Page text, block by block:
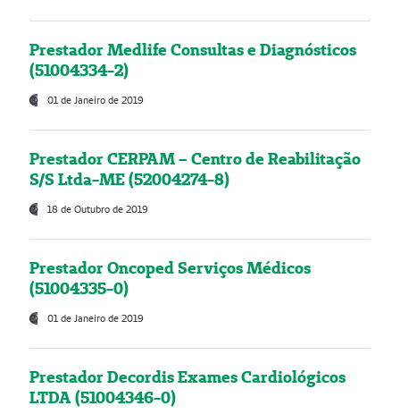
Prestador Medlife Consultas e Diagnósticos
(51004334-2)
01 de Janeiro de 2019
Prestador CERPAM – Centro de Reabilitação
S/S Ltda-ME (52004274-8)
18 de Outubro de 2019
Prestador Oncoped Serviços Médicos
(51004335-0)
01 de Janeiro de 2019
Prestador Decordis Exames Cardiológicos
LTDA (51004346-0)